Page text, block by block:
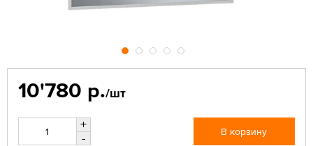
10'780 р./шт
+
-
В корзину